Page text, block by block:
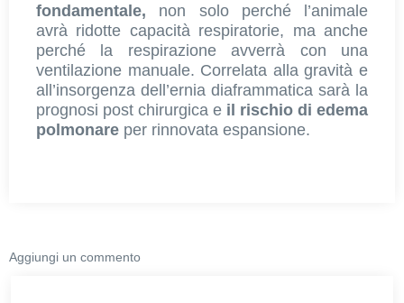
fondamentale, non solo perché l’animale
avrà ridotte capacità respiratorie, ma anche
perché la respirazione avverrà con una
ventilazione manuale. Correlata alla gravità e
all’insorgenza dell’ernia diaframmatica sarà la
prognosi post chirurgica e il rischio di edema
polmonare per rinnovata espansione.
Aggiungi un commento